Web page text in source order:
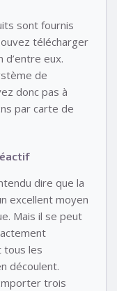
sont fournis
télécharger
d’entre eux.
de
donc pas à
par carte de
dire que la
excellent moyen
Mais il se peut
tous les
découlent.
trois